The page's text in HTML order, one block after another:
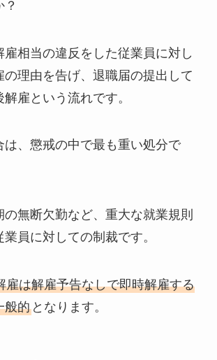
相当の違反をした従業員に対し
の理由を告げ、退職届の提出して
雇という流れです。
は、懲戒の中で最も重い処分で
無断欠勤など、重大な就業規則
員に対しての制裁です。
雇は解雇予告なしで即時解雇する
般的となります。